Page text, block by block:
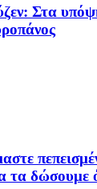
Στα
τα δώσουμε